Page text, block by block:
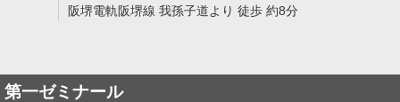
阪堺電軌阪堺線 我孫子道より 徒歩 約8分
第一ゼミナール